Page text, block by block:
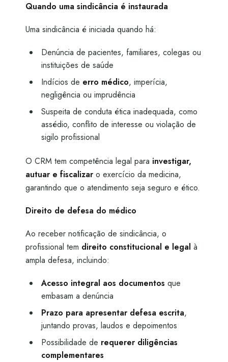
Quando uma sindicância é instaurada
Uma sindicância é iniciada quando há:
Denúncia de pacientes, familiares, colegas ou
instituições de saúde
Indícios de erro médico, imperícia,
negligência ou imprudência
Suspeita de conduta ética inadequada, como
assédio, conflito de interesse ou violação de
sigilo profissional
O CRM tem competência legal para investigar,
autuar e fiscalizar o exercício da medicina,
garantindo que o atendimento seja seguro e ético.
Direito de defesa do médico
Ao receber notificação de sindicância, o
profissional tem direito constitucional e legal à
ampla defesa, incluindo:
Acesso integral aos documentos que
embasam a denúncia
Prazo para apresentar defesa escrita,
juntando provas, laudos e depoimentos
Possibilidade de requerer diligências
complementares